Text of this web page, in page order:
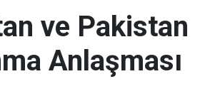
ve Pakistan
Anlaşması